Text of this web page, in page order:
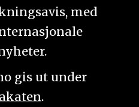
med
gis ut under
.